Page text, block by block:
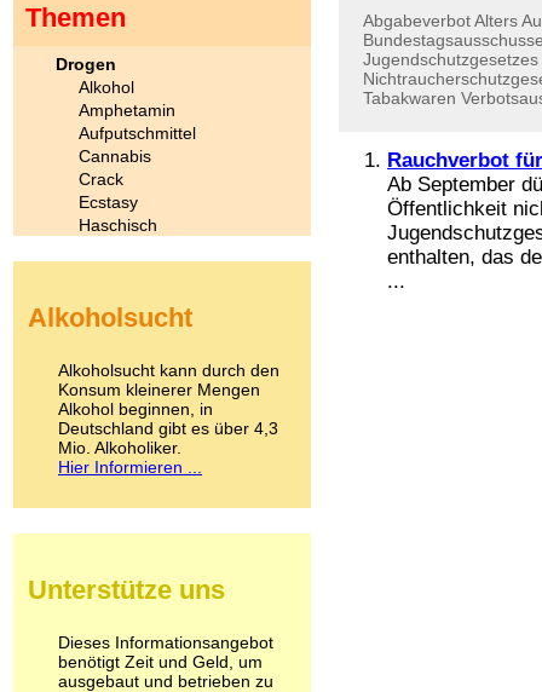
AbgabeverbotAlters
Jugendschutzgesetzes
Tabakwaren
Rauchverbot
Ab September
Öffentlichkeit
enthalten, das
...
Themen
Drogen
Alkohol
Amphetamin
Aufputschmittel
Cannabis
Crack
Ecstasy
Haschisch
Kokain
LSD
Marihuana
Medikamente
Meskalin
Metamphetamin
Methadon
Pilze
Psychopharmaka
Schlafmittel
Schmerzmittel
Alkoholsucht
Alkoholsucht kann durch den
Konsum kleinerer Mengen
Alkohol beginnen, in
Deutschland gibt es über 4,3
Mio. Alkoholiker.
Hier Informieren ...
Unterstütze uns
Dieses Informationsangebot
benötigt Zeit und Geld, um
ausgebaut und betrieben zu